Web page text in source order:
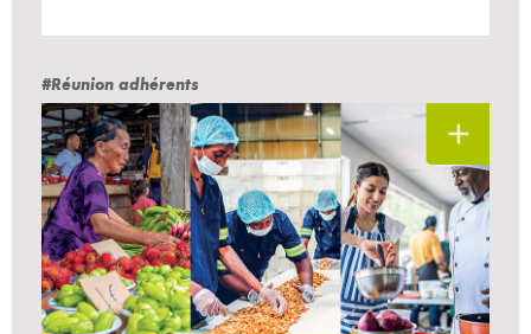
#Réunion adhérents